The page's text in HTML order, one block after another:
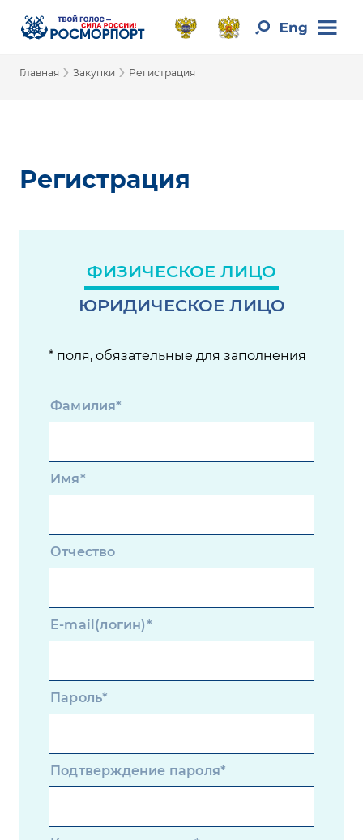
Главная › Закупки › Регистрация
Регистрация
ФИЗИЧЕСКОЕ ЛИЦО
ЮРИДИЧЕСКОЕ ЛИЦО
* поля, обязательные для заполнения
Фамилия*
Имя*
Отчество
E-mail(логин)*
Пароль*
Подтверждение пароля*